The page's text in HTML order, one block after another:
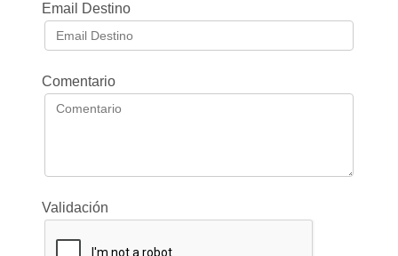
Email Destino
Comentario
Validación